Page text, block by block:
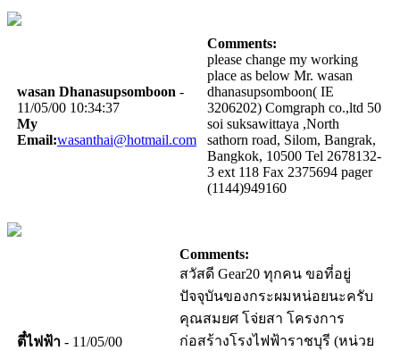
wasan Dhanasupsomboon -
11/05/00 10:34:37
My
Email:wasanthai@hotmail.com
Comments:
please change my working
place as below Mr. wasan
dhanasupsomboon( IE
3206202) Comgraph co.,ltd 50
soi suksawittaya ,North
sathorn road, Silom, Bangrak,
Bangkok, 10500 Tel 2678132-
3 ext 118 Fax 2375694 pager
(1144)949160
ตี๋ไฟฟ้า - 11/05/00
Comments:
สวัสดี Gear20 ทุกคน ขอที่อยู่
ปัจจุบันของกระผมหน่อยนะครับ
คุณสมยศ โจ่ยสา โครงการ
ก่อสร้างโรงไฟฟ้าราชบุรี (หน่วย